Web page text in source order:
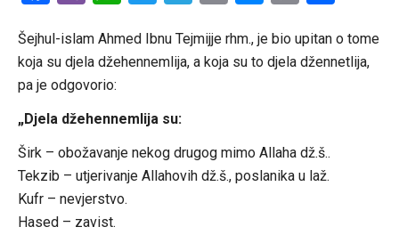
Šejhul-islam Ahmed Ibnu Tejmijje rhm., je bio upitan o tome
koja su djela džehennemlija, a koja su to djela džennetlija,
pa je odgovorio:
„Djela džehennemlija su:
Širk – obožavanje nekog drugog mimo Allaha dž.š..
Tekzib – utjerivanje Allahovih dž.š., poslanika u laž.
Kufr – nevjerstvo.
Hased – zavist.